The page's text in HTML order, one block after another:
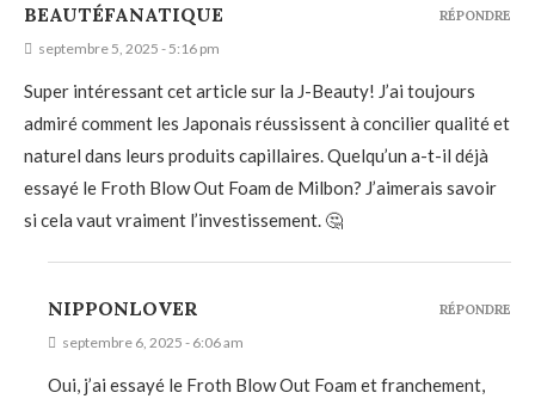
BEAUTÉFANATIQUE
septembre 5, 2025 - 5:16 pm
Super intéressant cet article sur la J-Beauty! J’ai toujours
admiré comment les Japonais réussissent à concilier qualité et
naturel dans leurs produits capillaires. Quelqu’un a-t-il déjà
essayé le Froth Blow Out Foam de Milbon? J’aimerais savoir
si cela vaut vraiment l’investissement. 🤔
RÉPONDRE
NIPPONLOVER
septembre 6, 2025 - 6:06 am
Oui, j’ai essayé le Froth Blow Out Foam et franchement,
RÉPONDRE